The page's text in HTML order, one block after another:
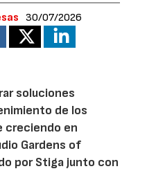
30/07/2026
soluciones
de los
creciendo en
Gardens of
por Stiga junto con